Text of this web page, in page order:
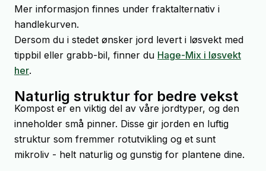
Mer informasjon finnes under fraktalternativ i
handlekurven.
Dersom du i stedet ønsker jord levert i løsvekt med
tippbil eller grabb-bil, finner du Hage-Mix i løsvekt
her.
Naturlig struktur for bedre vekst
Kompost er en viktig del av våre jordtyper, og den
inneholder små pinner. Disse gir jorden en luftig
struktur som fremmer rotutvikling og et sunt
mikroliv - helt naturlig og gunstig for plantene dine.